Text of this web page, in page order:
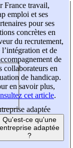
France travail,
emploi et ses
pour ses
concrètes en
du recrutement,
l’intégration et de
de
collaborateurs en
de handicap.
en savoir plus,
cet article.
adaptée
Qu'est-ce qu'une
entreprise adaptée
?